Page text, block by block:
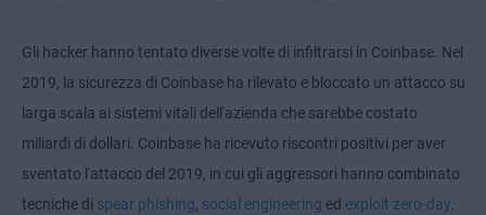
Gli hacker hanno tentato diverse volte di infiltrarsi in Coinbase. Nel
2019, la sicurezza di Coinbase ha rilevato e bloccato un attacco su
larga scala ai sistemi vitali dell'azienda che sarebbe costato
miliardi di dollari. Coinbase ha ricevuto riscontri positivi per aver
sventato l'attacco del 2019, in cui gli aggressori hanno combinato
tecniche di spear phishing, social engineering ed exploit zero-day.